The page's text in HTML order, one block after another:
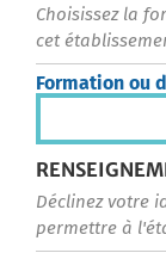
Choisissez la
cet
Formation ou
Déclinez votre
permettre à